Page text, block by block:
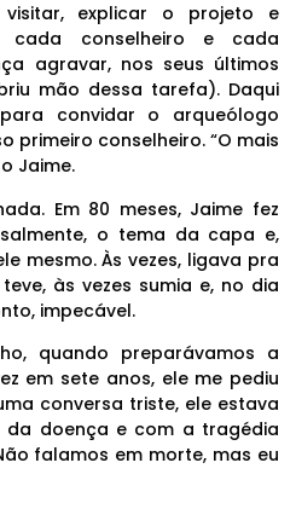
explicar o projeto e
cada conselheiro e cada
agravar, nos seus últimos
mão dessa tarefa). Daqui
convidar o arqueólogo
primeiro conselheiro. “O mais
Jaime.
Em 80 meses, Jaime fez
o tema da capa e,
mesmo. Às vezes, ligava pra
às vezes sumia e, no dia
impecável.
quando preparávamos a
em sete anos, ele me pediu
conversa triste, ele estava
da doença e com a tragédia
falamos em morte, mas eu